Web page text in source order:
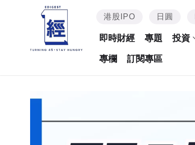
港股IPO 日圓
即時財經 專題 投資
專欄 訂閱專區